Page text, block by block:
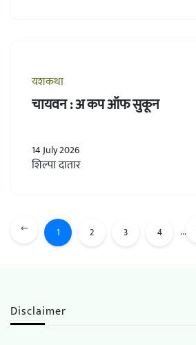
यशकथा
चायवन : अ कप ऑफ सुकून
14 July 2026
शिल्पा दातार
1 2 3 4 ...
Disclaimer